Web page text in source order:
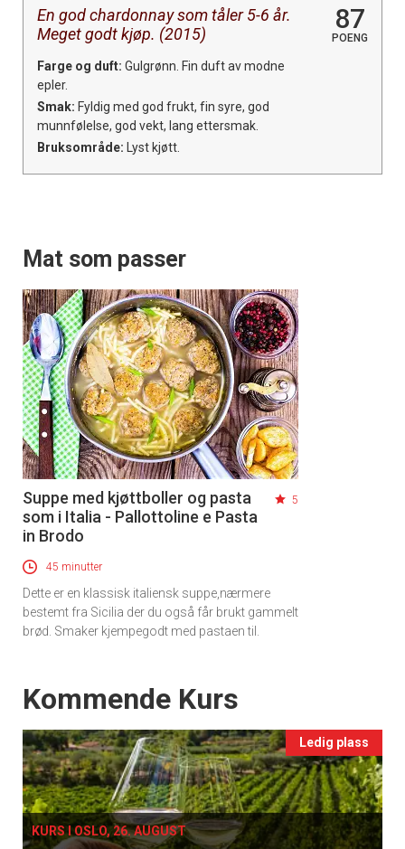
En god chardonnay som tåler 5-6 år.
Meget godt kjøp. (2015)
87
POENG
Farge og duft: Gulgrønn. Fin duft av modne
epler.
Smak: Fyldig med god frukt, fin syre, god
munnfølelse, god vekt, lang ettersmak.
Bruksområde: Lyst kjøtt.
Mat som passer
Suppe med kjøttboller og pasta
som i Italia - Pallottoline e Pasta
in Brodo
5
45 minutter
Dette er en klassisk italiensk suppe,nærmere
bestemt fra Sicilia der du også får brukt gammelt
brød. Smaker kjempegodt med pastaen til.
Events
Kommende Kurs
Ledig plass
KURS I OSLO, 26. AUGUST